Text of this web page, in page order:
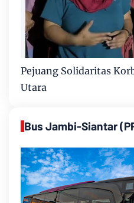
Pejuang Solidaritas
Utara
Bus Jambi-Siantar